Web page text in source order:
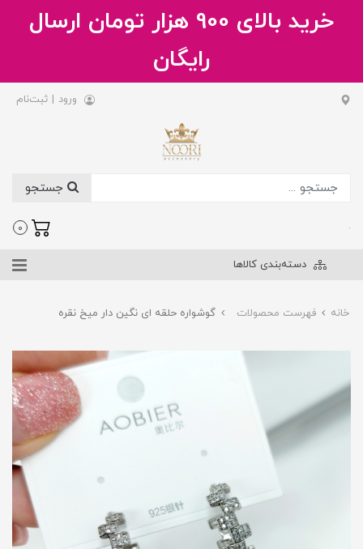
خرید بالای 900 هزار تومان ارسال
رایگان
ورود | ثبت‌نام
.
0
دسته‌بندی کالاها
خانه فهرست محصولات گوشواره حلقه ای نگین دار میخ نقره